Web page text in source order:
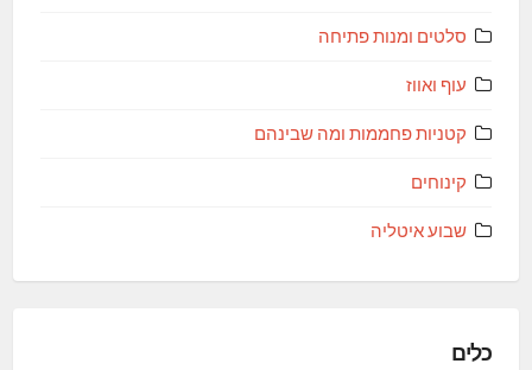
סלטים ומנות פתיחה
עוף ואווז
קטניות פחממות ומה שבינהם
קינוחים
שבוע איטליה
כלים